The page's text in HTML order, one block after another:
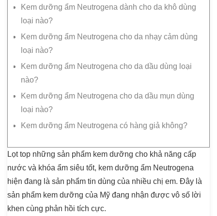
Kem dưỡng ẩm Neutrogena dành cho da khô dùng
loại nào?
Kem dưỡng ẩm Neutrogena cho da nhạy cảm dùng
loại nào?
Kem dưỡng ẩm Neutrogena cho da dầu dùng loại
nào?
Kem dưỡng ẩm Neutrogena cho da dầu mụn dùng
loại nào?
Kem dưỡng ẩm Neutrogena có hàng giả không?
Lọt top những sản phẩm kem dưỡng cho khả năng cấp
nước và khóa ẩm siêu tốt, kem dưỡng ẩm Neutrogena
hiện đang là sản phẩm tin dùng của nhiều chị em. Đây là
sản phẩm kem dưỡng của Mỹ đang nhận được vô số lời
khen cùng phản hồi tích cực.